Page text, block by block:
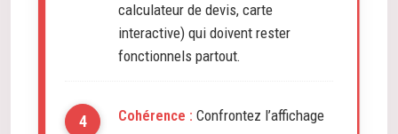
calculateur de devis, carte
interactive) qui doivent rester
fonctionnels partout.
Cohérence : Confrontez l’affichage